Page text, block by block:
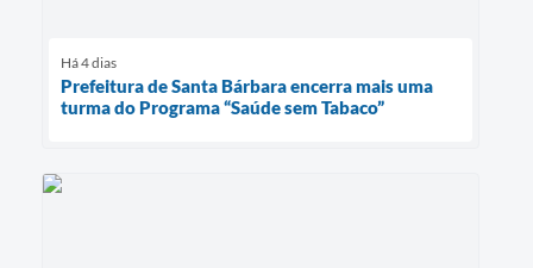
Há 4 dias
Prefeitura de Santa Bárbara encerra mais uma
turma do Programa “Saúde sem Tabaco”